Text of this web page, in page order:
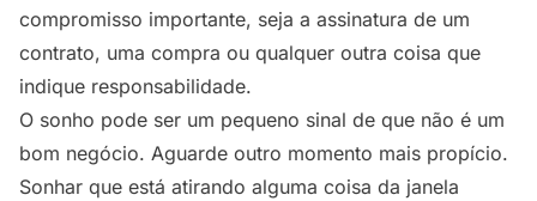
compromisso importante, seja a assinatura de um
contrato, uma compra ou qualquer outra coisa que
indique responsabilidade.
O sonho pode ser um pequeno sinal de que não é um
bom negócio. Aguarde outro momento mais propício.
Sonhar que está atirando alguma coisa da janela